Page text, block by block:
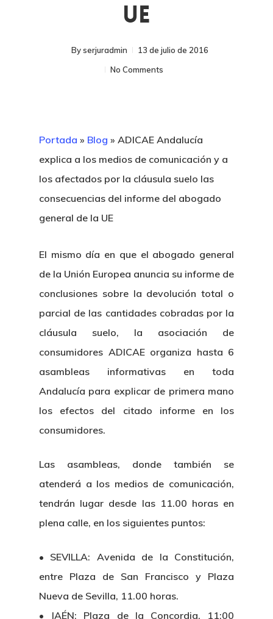
UE
Byserjuradmin
13 de julio de 2016
No Comments
Portada » Blog » ADICAE Andalucía
explica a los medios de comunicación y a
los afectados por la cláusula suelo las
consecuencias del informe del abogado
general de la UE
El mismo día en que el abogado general
de la Unión Europea anuncia su informe de
conclusiones sobre la devolución total o
parcial de las cantidades cobradas por la
cláusula suelo, la asociación de
consumidores ADICAE organiza hasta 6
asambleas informativas en toda
Andalucía para explicar de primera mano
los efectos del citado informe en los
consumidores.
Las asambleas, donde también se
atenderá a los medios de comunicación,
tendrán lugar desde las 11.00 horas en
plena calle, en los siguientes puntos:
• SEVILLA: Avenida de la Constitución,
entre Plaza de San Francisco y Plaza
Nueva de Sevilla, 11.00 horas.
• JAÉN: Plaza de la Concordia, 11:00